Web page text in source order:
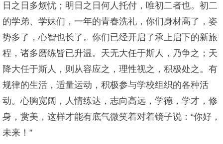
日之日多烦忧；明日之日何人托付，唯初二者也。初二
的学弟、学妹们，一年的青春洗礼，你们身材高了，姿
势多了，心智也长了。你们已经开启了承上启下的新旅
程，诸多磨练皆已升温。天无大任于斯人，乃争之；天
降大任于斯人，则从容应之，理性视之，积极处之。有
规律的生活，适量运动，积极参与学校组织的各种活
动。心胸宽阔，人情练达，志向高远，学德，学才，修
身，赏美，这样才能有底气微笑着对着镜子说：“你好，
未来！”